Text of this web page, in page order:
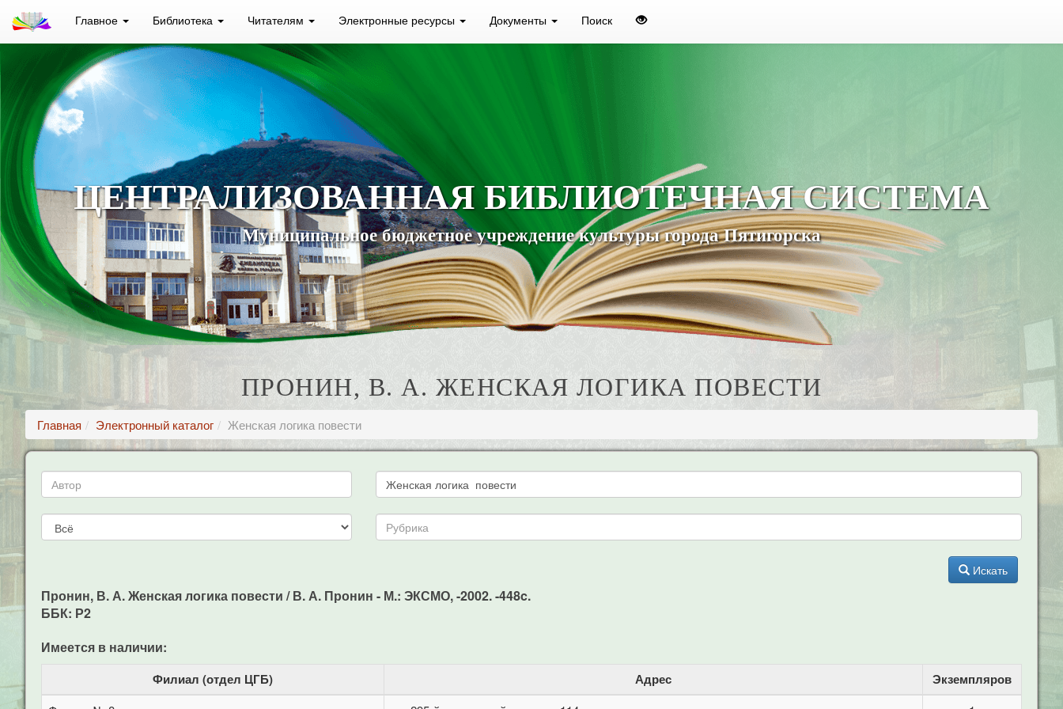
Главное Библиотека Читателям Электронные ресурсы Документы Поиск
ЦЕНТРАЛИЗОВАННАЯ БИБЛИОТЕЧНАЯ СИСТЕМА
Муниципальное бюджетное учреждение культуры города Пятигорска
ПРОНИН, В. А. ЖЕНСКАЯ ЛОГИКА ПОВЕСТИ
Главная Электронный каталог Женская логика повести
Искать
Пронин, В. А. Женская логика повести / В. А. Пронин - М.: ЭКСМО, -2002. -448c.
ББК: Р2
Имеется в наличии:
Филиал (отдел ЦГБ) Адрес Экземпляров